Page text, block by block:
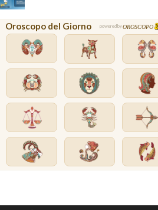
Oroscopo del Giorno powered byOROSCOPO